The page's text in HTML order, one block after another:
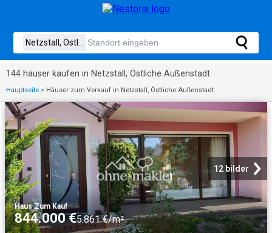
144 häuser kaufen in Netzstall, Östliche Außenstadt
Hauptseite > Häuser zum Verkauf in Netzstall, Östliche Außenstadt
12 bilder
Haus·Zum Kauf
844.000 €5.861 €/m²